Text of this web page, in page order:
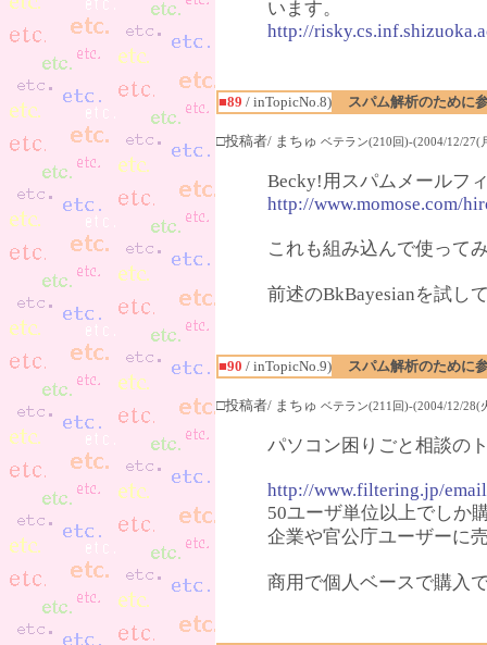
います。
http://
■89 / inTopicNo.8) スパム解析のために
□投稿者/ まちゅ ベテラン(210回)-(2004/12/27(
Becky!用スパムメールフ
http://www.momose.com/
これも組み込んで使って
前述のBkBayesianを試し
■90 / inTopicNo.9) スパム解析のために
□投稿者/ まちゅ ベテラン(211回)-(2004/12/28(
パソコン困りごと相談の
http://www.filtering.jp/
50ユーザ単位以上でしか
企業や官公庁ユーザーに
商用で個人ベースで購入